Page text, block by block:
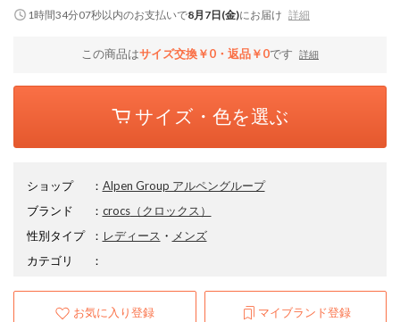
1時間34分06秒以内のお支払いで8月7日(金)にお届け 詳細
この商品はサイズ交換￥0・返品￥0です 詳細
サイズ・色を選ぶ
ショップ ： Alpen Group アルペングループ
ブランド
： crocs（クロックス）
性別タイプ
： レディース ・ メンズ
カテゴリ
：
お気に入り登録 マイブランド登録